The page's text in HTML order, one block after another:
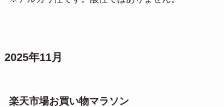
2025年11月
楽天市場お買い物マラソン